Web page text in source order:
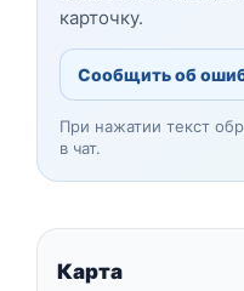
карточку.
Сообщить об
При нажатии текст
в чат.
Карта